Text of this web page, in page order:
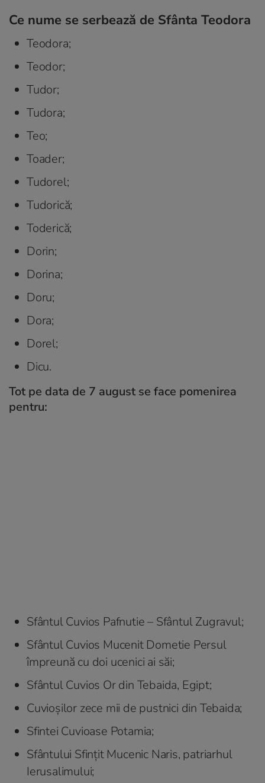
Ce nume se serbează de Sfânta Teodora
Teodora;
Teodor;
Tudor;
Tudora;
Teo;
Toader;
Tudorel;
Tudorică;
Toderică;
Dorin;
Dorina;
Doru;
Dora;
Dorel;
Dicu.
Tot pe data de 7 august se face pomenirea
pentru:
Sfântul Cuvios Pafnutie – Sfântul Zugravul;
Sfântul Cuvios Mucenit Dometie Persul
împreună cu doi ucenici ai săi;
Sfântul Cuvios Or din Tebaida, Egipt;
Cuvioșilor zece mii de pustnici din Tebaida;
Sfintei Cuvioase Potamia;
Sfântului Sfințit Mucenic Naris, patriarhul
Ierusalimului;